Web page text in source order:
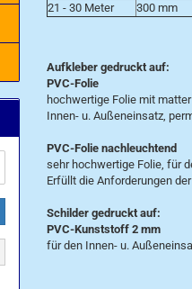
21 - 30 Meter
300 mm
Aufkleber gedruckt auf:
PVC-Folie
hochwertige Folie mit
Innen- u. Außeneinsatz,
PVC-Folie nachleuchtend
sehr hochwertige Folie, für
Erfüllt die Anforderungen
Schilder gedruckt auf:
PVC-Kunststoff 2 mm
für den Innen- u.